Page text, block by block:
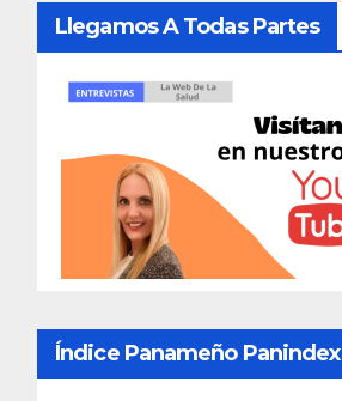
Llegamos A Todas Partes
Índice Panameño Panindex